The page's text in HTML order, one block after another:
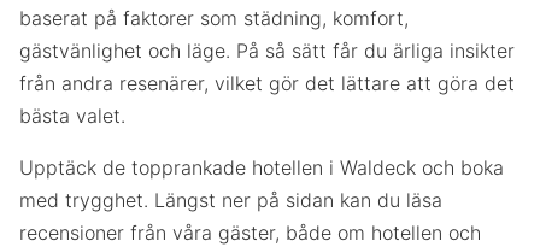
baserat på faktorer som städning, komfort,
gästvänlighet och läge. På så sätt får du ärliga insikter
från andra resenärer, vilket gör det lättare att göra det
bästa valet.
Upptäck de topprankade hotellen i Waldeck och boka
med trygghet. Längst ner på sidan kan du läsa
recensioner från våra gäster, både om hotellen och